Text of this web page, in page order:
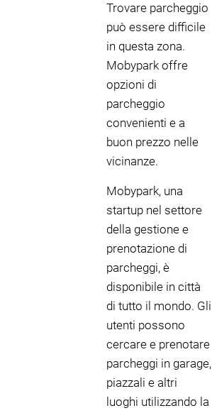
Trovare parcheggio
può essere difficile
in questa zona.
Mobypark offre
opzioni di
parcheggio
convenienti e a
buon prezzo nelle
vicinanze.
Mobypark, una
startup nel settore
della gestione e
prenotazione di
parcheggi, è
disponibile in città
di tutto il mondo. Gli
utenti possono
cercare e prenotare
parcheggi in garage,
piazzali e altri
luoghi utilizzando la